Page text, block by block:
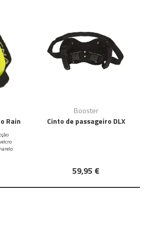
Rain
Booster
Cinto de passageiro DLX
59,95 €